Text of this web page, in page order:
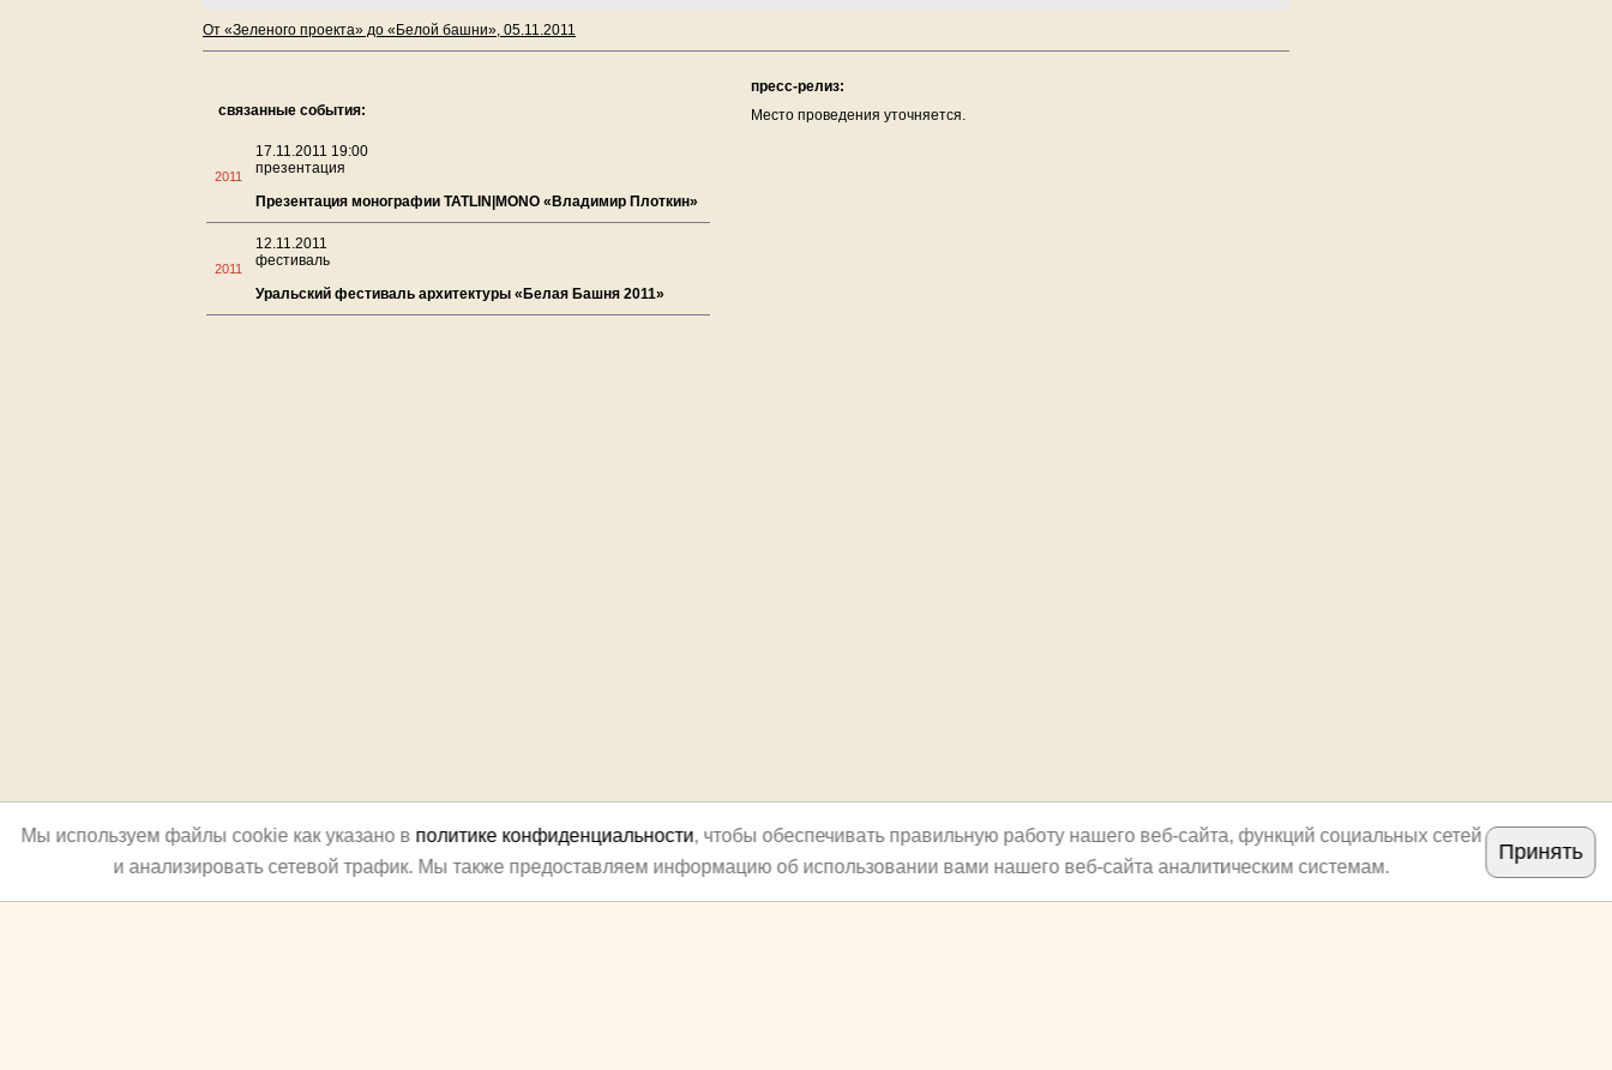
От «Зеленого проекта» до «Белой башни», 05.11.2011
связанные события:
2011
17.11.2011 19:00
презентация
Презентация монографии TATLIN|MONO «Владимир Плоткин»
2011
12.11.2011
фестиваль
Уральский фестиваль архитектуры «Белая Башня 2011»
пресс-релиз:
Место проведения уточняется.
Мы используем файлы cookie как указано в политике конфиденциальности, чтобы обеспечивать правильную работу нашего веб-сайта, функций социальных сетей
и анализировать сетевой трафик. Мы также предоставляем информацию об использовании вами нашего веб-сайта аналитическим системам.
Принять